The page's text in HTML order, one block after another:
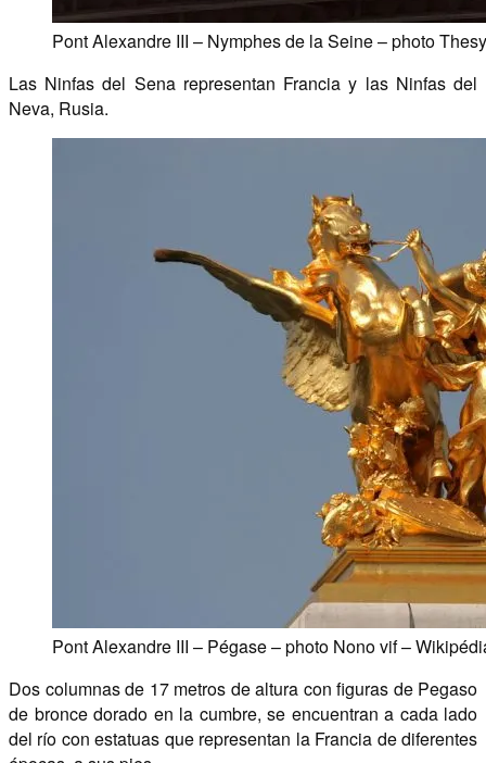
Pont Alexandre III – Nymphes de la Seine – photo
Las Ninfas del Sena representan Francia y las Ninfas del
Neva, Rusia.
Pont Alexandre III – Pégase – photo Nono vif –
Dos columnas de 17 metros de altura con figuras de Pegaso
de bronce dorado en la cumbre, se encuentran a cada lado
del río con estatuas que representan la Francia de diferentes